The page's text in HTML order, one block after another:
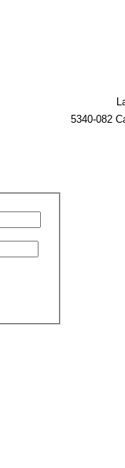
5340-082